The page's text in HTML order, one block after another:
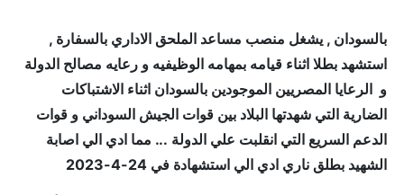
بالسودان , يشغل منصب مساعد الملحق الاداري بالسفارة ,
استشهد بطلا اثناء قيامه بمهامه الوظيفيه و رعايه مصالح الدولة
و الرعايا المصريين الموجودين بالسودان اثناء الاشتباكات
الضارية التي شهدتها البلاد بين قوات الجيش السوداني و قوات
الدعم السريع التي انقلبت علي الدولة ... مما ادي الي اصابة
الشهيد بطلق ناري ادي الي استشهادة في 24-4-2023